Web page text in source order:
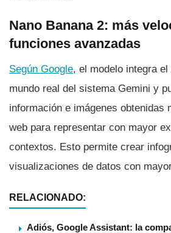
Nano Banana 2: más
funciones avanzadas
Según Google, el modelo integra
mundo real del sistema Gemini y
información e imágenes obtenidas
web para representar con mayor
contextos. Esto permite crear
visualizaciones de datos con
RELACIONADO:
Adiós, Google Assistant: la